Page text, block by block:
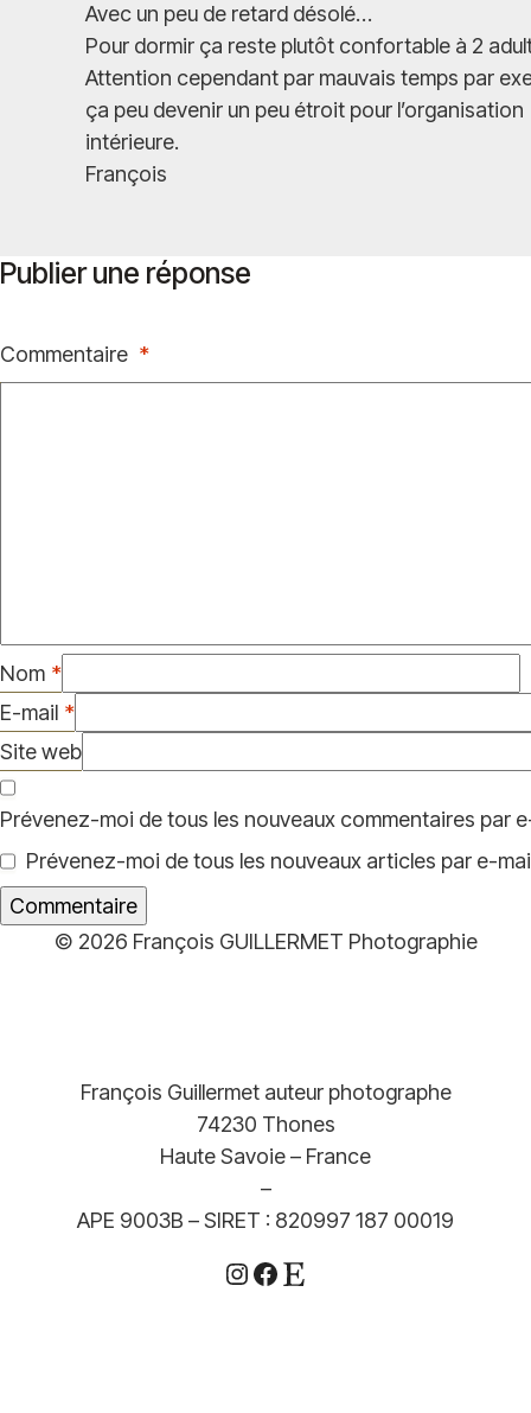
Avec un peu de retard désolé…
Pour dormir ça reste plutôt confortable à 2
Attention cependant par mauvais temps par
ça peu devenir un peu étroit pour l’organisation
intérieure.
François
Publier une réponse
Commentaire *
Nom *
E-mail *
Site web
Prévenez-moi de tous les nouveaux commentaires par
Prévenez-moi de tous les nouveaux articles par e-
© 2026 François GUILLERMET Photographie
François Guillermet auteur photographe
74230 Thones
Haute Savoie – France
–
APE 9003B – SIRET : 820997 187 00019
Instagram
Facebook
Etsy